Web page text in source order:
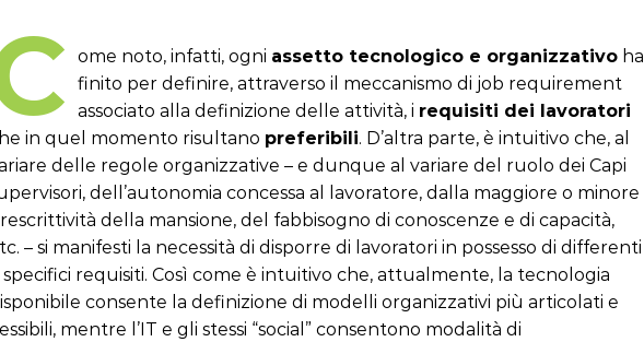
ome noto, infatti, ogni assetto tecnologico e organizzativoha
finito per definire, attraverso il meccanismo di job requirement
associato alla definizione delle attività, i requisiti dei lavoratori
in quel momento risultano preferibili. D’altra parte, è intuitivo che, al
delle regole organizzative – e dunque al variare del ruolo dei Capi
dell’autonomia concessa al lavoratore, dalla maggiore o minore
della mansione, del fabbisogno di conoscenze e di capacità,
– si manifesti la necessità di disporre di lavoratori in possesso di differenti
specifici requisiti. Così come è intuitivo che, attualmente, la tecnologia
consente la definizione di modelli organizzativi più articolati e
mentre l’IT e gli stessi “social” consentono modalità di